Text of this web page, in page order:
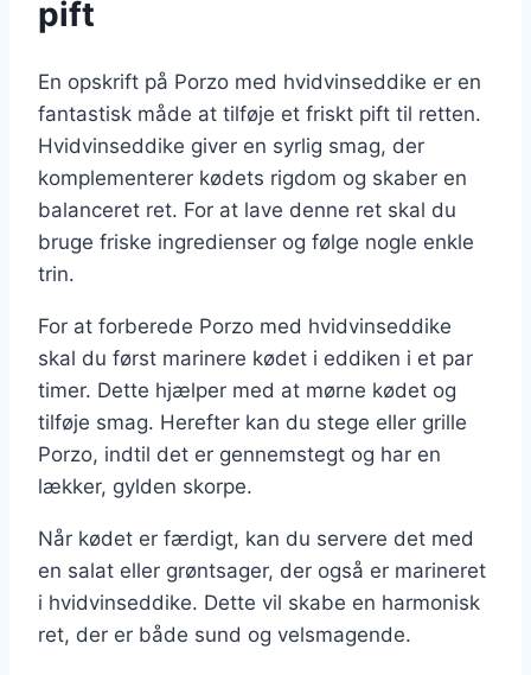
pift
En opskrift på Porzo med hvidvinseddike er en
fantastisk måde at tilføje et friskt pift til retten.
Hvidvinseddike giver en syrlig smag, der
komplementerer kødets rigdom og skaber en
balanceret ret. For at lave denne ret skal du
bruge friske ingredienser og følge nogle enkle
trin.
For at forberede Porzo med hvidvinseddike
skal du først marinere kødet i eddiken i et par
timer. Dette hjælper med at mørne kødet og
tilføje smag. Herefter kan du stege eller grille
Porzo, indtil det er gennemstegt og har en
lækker, gylden skorpe.
Når kødet er færdigt, kan du servere det med
en salat eller grøntsager, der også er marineret
i hvidvinseddike. Dette vil skabe en harmonisk
ret, der er både sund og velsmagende.